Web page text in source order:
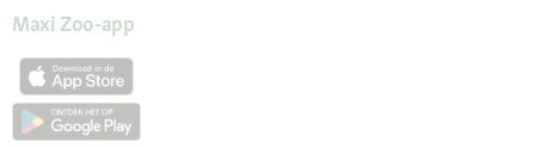
Maxi Zoo-app